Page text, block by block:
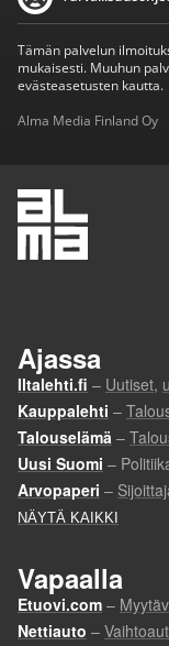
Tämän palvelun
mukaisesti. Muuhun
evästeasetusten kautta.
Alma Media Finland Oy